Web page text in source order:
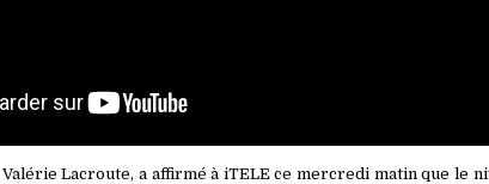
Lacroute, a affirmé à iTELE ce mercredi matin que le